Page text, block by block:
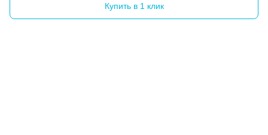
Купить в 1 клик